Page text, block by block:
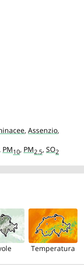
, Assenzio,
, PM10, PM2.5, SO2
Temperatura